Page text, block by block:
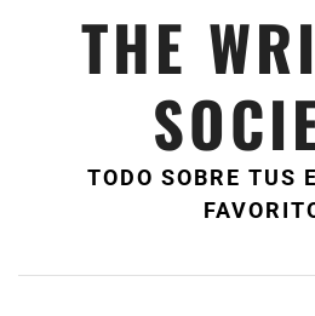
THE
TODO SOBRE TUS